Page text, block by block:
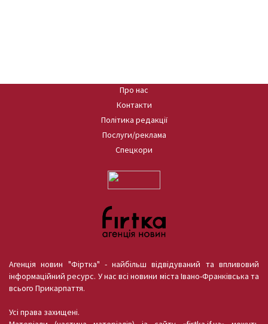
Про нас
Контакти
Політика редакції
Послуги/реклама
Спецкори
Агенція новин "Фіртка" - найбільш відвідуваний та впливовий
інформаційний ресурс. У нас всі новини міста Івано-Франківська та
всього Прикарпаття.
Усі права захищені.